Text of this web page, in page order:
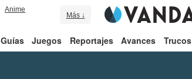
Anime
Más ↓
Guías Juegos Reportajes Avances Trucos